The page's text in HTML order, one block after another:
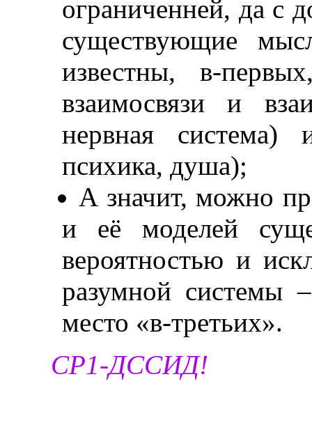
ограниченней, да с
существующие
известны, в-
взаимосвязи и
нервная система)
психика, душа);
А значит, можно
и её моделей
вероятностью и
разумной системы
место «в-третьих».
СР1-ДССИД!